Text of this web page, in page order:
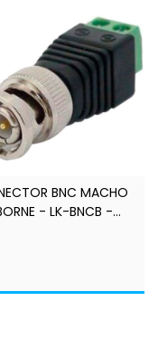
BNC MACHO
- LK-BNCB -